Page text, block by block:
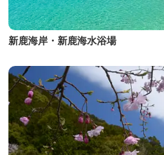
新鹿海岸・新鹿海水浴場